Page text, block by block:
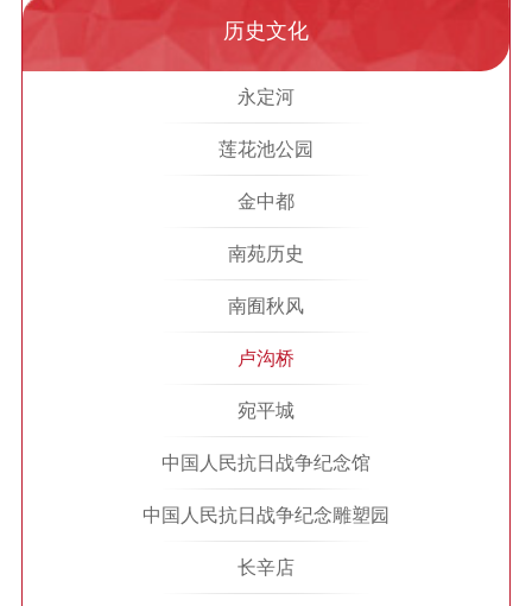
历史文化
永定河
莲花池公园
金中都
南苑历史
南囿秋风
卢沟桥
宛平城
中国人民抗日战争纪念馆
中国人民抗日战争纪念雕塑园
长辛店